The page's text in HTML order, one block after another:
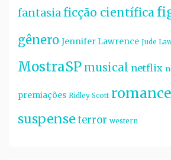
fantasia ficção científica
gênero Jennifer Lawrence Jude
MostraSP musical netflix
premiações Ridley Scott romance
suspense terror western